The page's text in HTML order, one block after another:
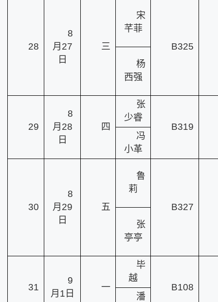
28
8
月27
日
三
宋
芊菲
B325
杨
西强
29
8
月28
日
四
张
少睿
B319
冯
小革
30
8
月29
日
五
鲁
莉
B327
张
亭亭
31
9
月1日
一
毕
越
B108
潘